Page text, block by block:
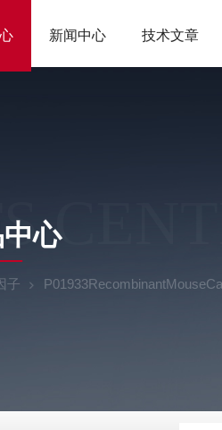
新闻中心 技术文章
心
子